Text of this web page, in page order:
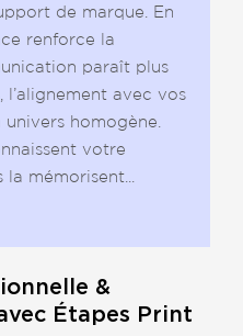
de marque. En
renforce la
paraît plus
l’alignement avec vos
homogène.
votre
mémorisent...
&
Étapes Print